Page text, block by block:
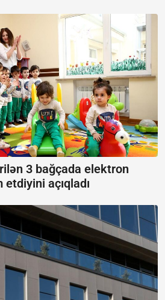
3 bağçada elektron
açıqladı